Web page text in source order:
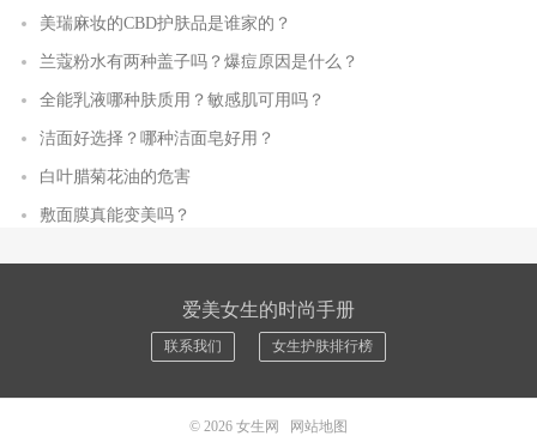
美瑞麻妆的CBD护肤品是谁家的？
兰蔻粉水有两种盖子吗？爆痘原因是什么？
全能乳液哪种肤质用？敏感肌可用吗？
洁面好选择？哪种洁面皂好用？
白叶腊菊花油的危害
敷面膜真能变美吗？
爱美女生的时尚手册
联系我们 女生护肤排行榜
© 2026 女生网 网站地图